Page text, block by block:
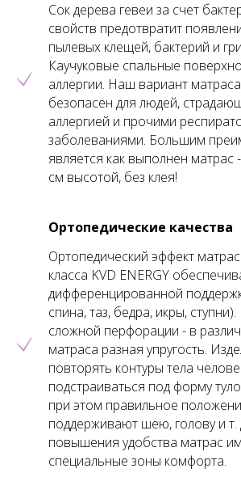
Сок дерева гевеи за счет
свойств предотвратит
пылевых клещей, бактерий и
Каучуковые спальные
аллергии. Наш вариант
безопасен для людей,
аллергией и прочими
заболеваниями. Большим
является как выполнен матрас
см высотой, без клея!
Ортопедические качества
Ортопедический эффект
класса KVD ENERGY
дифференцированной
спина, таз, бедра, икры,
сложной перфорации - в
матраса разная упругость.
повторять контуры тела
подстраиваться под форму
при этом правильное
поддерживают шею, голову и т.
повышения удобства матрас
специальные зоны комфорта.